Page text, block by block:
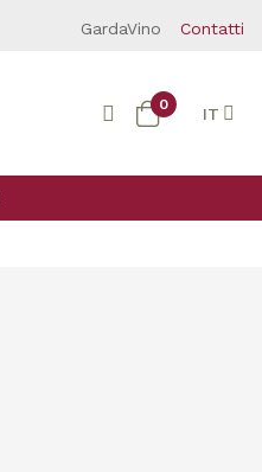
GardaVino Contatti
0 IT